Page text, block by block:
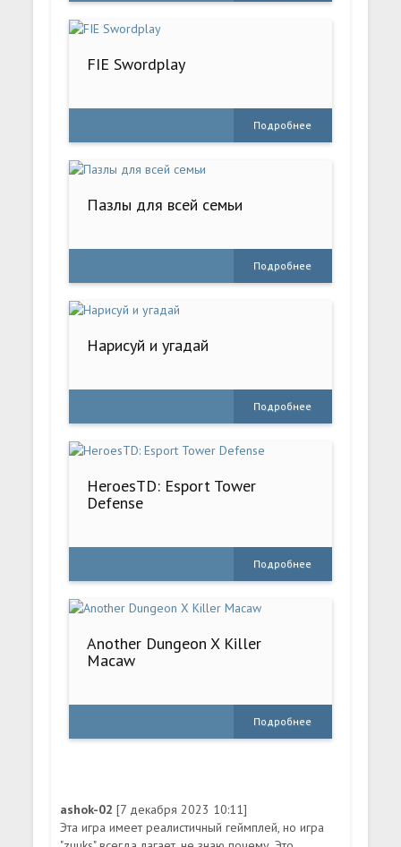
FIE Swordplay
Подробнее
Пазлы для всей семьи
Подробнее
Нарисуй и угадай
Подробнее
HeroesTD: Esport Tower
Defense
Подробнее
Another Dungeon X Killer
Macaw
Подробнее
ashok-02[7 декабря 2023 10:11]
Эта игра имеет реалистичный геймплей, но игра